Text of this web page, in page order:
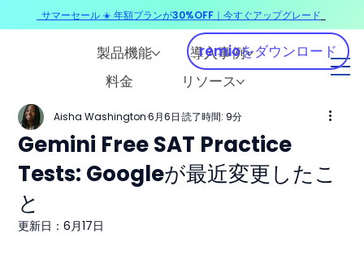
製品機能
導入事例
料金
リソース
remioをダウンロード
Gemini Free SAT Practice
Tests: Googleが最近変更したこ
と
Aisha Washington 6月6日 読了時間: 9分
更新日：6月17日
サマーセール ☀️ 年額プランが30%OFF｜今すぐアップグレード